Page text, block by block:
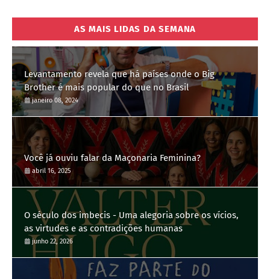
AS MAIS LIDAS DA SEMANA
Levantamento revela que há países onde o Big
Brother é mais popular do que no Brasil
janeiro 08, 2024
Você já ouviu falar da Maçonaria Feminina?
abril 16, 2025
O século dos imbecis - Uma alegoria sobre os vícios,
as virtudes e as contradições humanas
junho 22, 2026